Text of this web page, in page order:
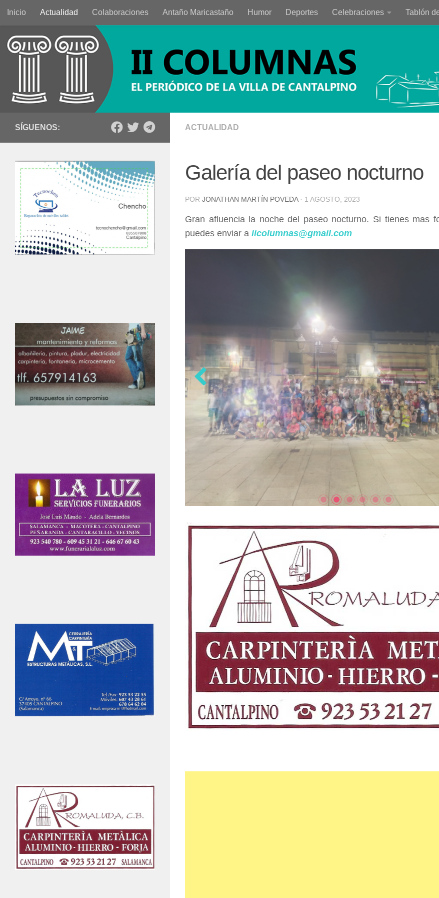
Saltar al contenido
Inicio Actualidad Colaboraciones Antaño Maricastaño Humor Deportes Celebraciones Tablón
ACTUALIDAD
Galería del paseo nocturno
POR JONATHAN MARTÍN POVEDA · 1 AGOSTO, 2023
Gran afluencia la noche del paseo nocturno. Si tienes mas
puedes enviar a iicolumnas@gmail.com
SÍGUENOS: